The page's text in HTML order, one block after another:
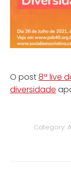
O post8ª live
diversidade
Category: